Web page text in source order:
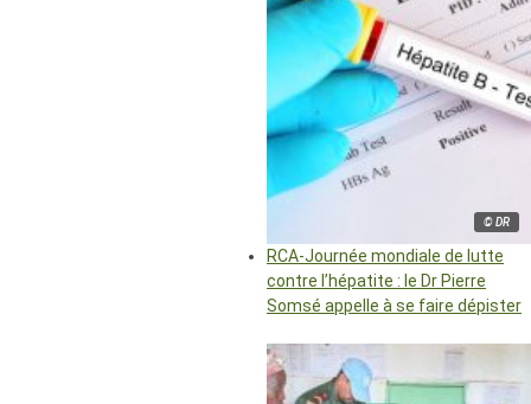
© DR
RCA-Journée mondiale de lutte
contre l’hépatite : le Dr Pierre
Somsé appelle à se faire dépister